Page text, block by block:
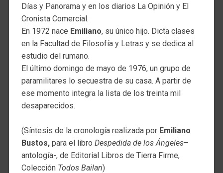
Días y Panorama y en los diarios La Opinión y El
Cronista Comercial.
En 1972 nace Emiliano, su único hijo. Dicta clases
en la Facultad de Filosofía y Letras y se dedica al
estudio del rumano.
El último domingo de mayo de 1976, un grupo de
paramilitares lo secuestra de su casa. A partir de
ese momento integra la lista de los treinta mil
desaparecidos.
(Síntesis de la cronología realizada por Emiliano
Bustos,para el libro Despedida de los Ángeles–
antología-, de Editorial Libros de Tierra Firme,
Colección Todos Bailan)